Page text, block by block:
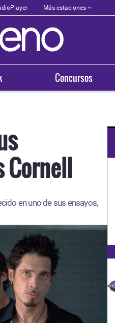
Más estaciones
Concursos
Cornell
en uno de sus ensayos,
EN TU CIUDAD
FM